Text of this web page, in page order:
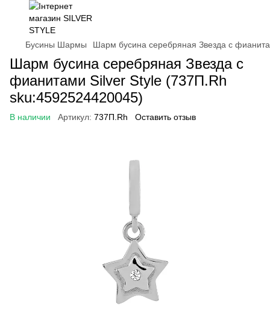
Бусины Шармы Шарм бусина серебряная Звезда с
Шарм бусина серебряная Звезда с
фианитами Silver Style (737П.Rh
sku:4592524420045)
В наличии Артикул: 737П.Rh Оставить отзыв